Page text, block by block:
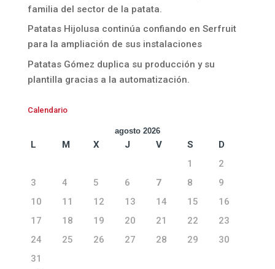
familia del sector de la patata.
Patatas Hijolusa continúa confiando en Serfruit
para la ampliación de sus instalaciones
Patatas Gómez duplica su producción y su
plantilla gracias a la automatización.
Calendario
agosto 2026
L M X J V S
D
1
2
3
4 5 6 7 8
9
10
11 12 13 14 15
16
17
18 19 20 21 22
23
24
25 26 27 28 29
30
31